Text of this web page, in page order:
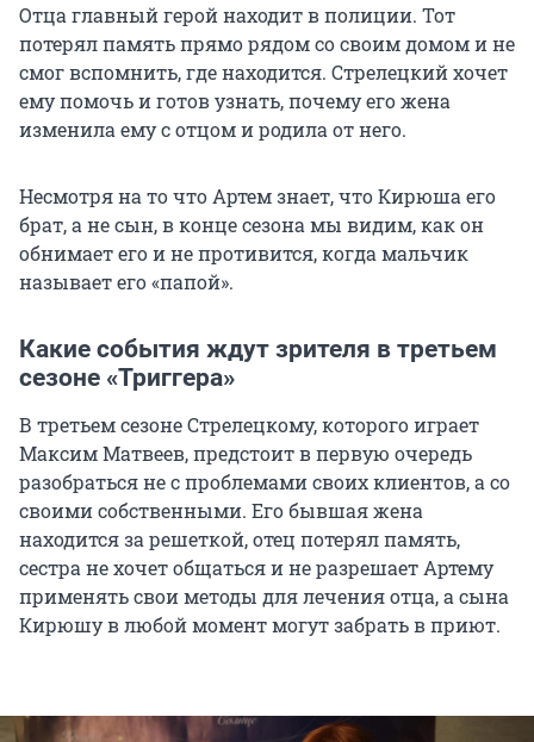
Отца главный герой находит в полиции. Тот
потерял память прямо рядом со своим домом и не
смог вспомнить, где находится. Стрелецкий хочет
ему помочь и готов узнать, почему его жена
изменила ему с отцом и родила от него.
Несмотря на то что Артем знает, что Кирюша его
брат, а не сын, в конце сезона мы видим, как он
обнимает его и не противится, когда мальчик
называет его «папой».
Какие события ждут зрителя в третьем
сезоне «Триггера»
В третьем сезоне Стрелецкому, которого играет
Максим Матвеев, предстоит в первую очередь
разобраться не с проблемами своих клиентов, а со
своими собственными. Его бывшая жена
находится за решеткой, отец потерял память,
сестра не хочет общаться и не разрешает Артему
применять свои методы для лечения отца, а сына
Кирюшу в любой момент могут забрать в приют.